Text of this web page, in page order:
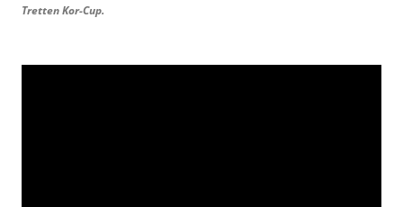
Tretten Kor-Cup.